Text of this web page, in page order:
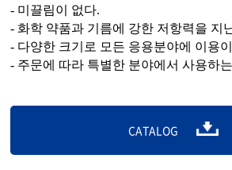
- 미끌림이 없다.
- 화학 약품과 기름에 강한 저항력을 지
- 다양한 크기로 모든 응용분야에 이용
- 주문에 따라 특별한 분야에서 사용하
CATALOG